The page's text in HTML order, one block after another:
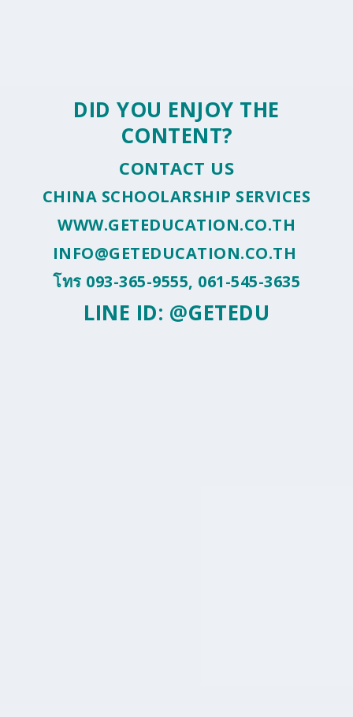
DID YOU ENJOY THE
CONTENT?
CONTACT US
CHINA SCHOOLARSHIP SERVICES
WWW.GETEDUCATION.CO.TH
INFO@GETEDUCATION.CO.TH
โทร 093-365-9555, 061-545-3635
LINE ID: @GETEDU